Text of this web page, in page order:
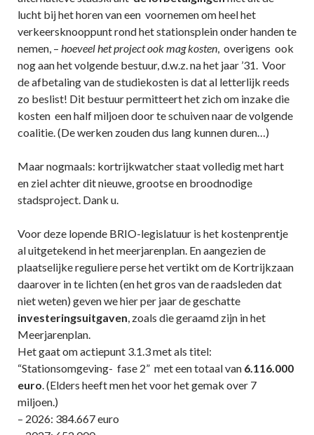
lucht bij het horen van een voornemen om heel het
verkeersknooppunt rond het stationsplein onder handen te
nemen, – hoeveel het project ook mag kosten, overigens ook
nog aan het volgende bestuur, d.w.z. na het jaar ’31. Voor
de afbetaling van de studiekosten is dat al letterlijk reeds
zo beslist! Dit bestuur permitteert het zich om inzake die
kosten een half miljoen door te schuiven naar de volgende
coalitie. (De werken zouden dus lang kunnen duren…)
Maar nogmaals: kortrijkwatcher staat volledig met hart
en ziel achter dit nieuwe, grootse en broodnodige
stadsproject. Dank u.
Voor deze lopende BRIO-legislatuur is het kostenprentje
al uitgetekend in het meerjarenplan. En aangezien de
plaatselijke reguliere perse het vertikt om de Kortrijkzaan
daarover in te lichten (en het gros van de raadsleden dat
niet weten) geven we hier per jaar de geschatte
investeringsuitgaven, zoals die geraamd zijn in het
Meerjarenplan.
Het gaat om actiepunt 3.1.3 met als titel:
“Stationsomgeving- fase 2” met een totaal van 6.116.000
euro. (Elders heeft men het voor het gemak over 7
miljoen.)
– 2026: 384.667 euro